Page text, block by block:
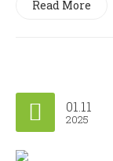
Read More
01.11
2025